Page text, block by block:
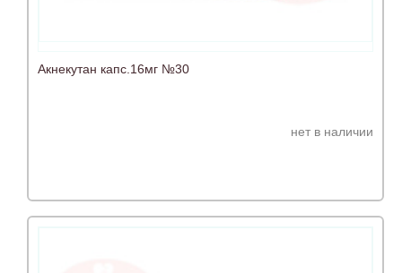
Акнекутан капс.16мг №30
нет в наличии